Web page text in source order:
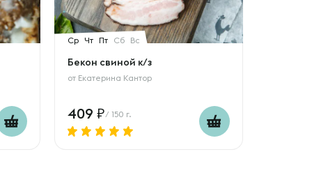
Ср Чт Пт Сб Вс
Бекон свиной к/з
от Екатерина Кантор
409 / 150 г.